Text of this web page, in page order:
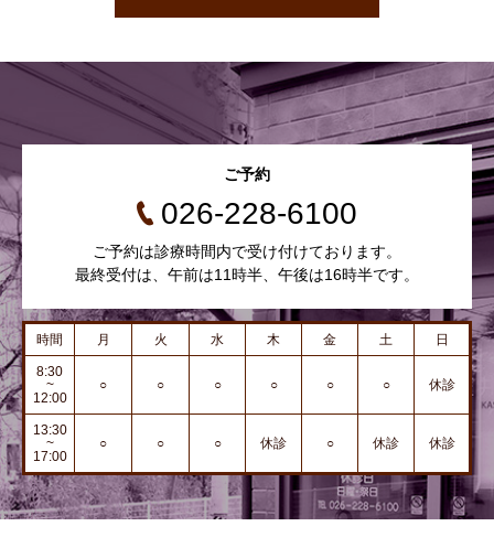
ご予約
026-228-6100
ご予約は診療時間内で受け付けております。
最終受付は、午前は11時半、午後は16時半です。
時間 月 火 水 木 金 土 日
8:30
~
12:00
○ ○ ○ ○ ○ ○ 休診
13:30
~
17:00
○ ○ ○ 休診 ○ 休診 休診